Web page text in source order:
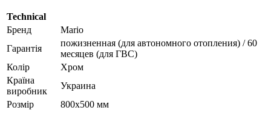
Technical
Бренд
Mario
Гарантія
пожизненная (для автономного отопления) / 60
месяцев (для ГВС)
Колір
Хром
Країна
виробник
Украина
Розмір
800х500 мм